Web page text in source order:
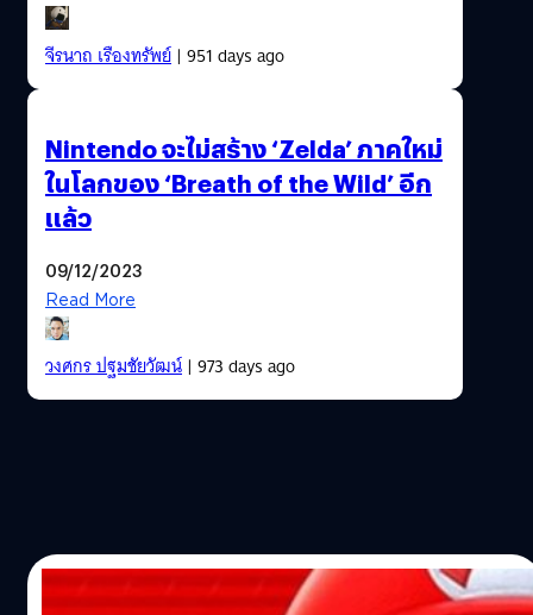
จีรนาถ เรืองทรัพย์| 951 days ago
Nintendo จะไม่สร้าง ‘Zelda’ ภาคใหม่
ในโลกของ ‘Breath of the Wild’ อีก
แล้ว
09/12/2023
Read More
วงศกร ปฐมชัยวัฒน์| 973 days ago
18/11/2023